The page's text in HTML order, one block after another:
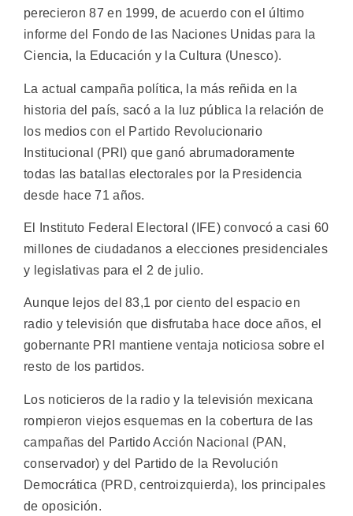
perecieron 87 en 1999, de acuerdo con el último
informe del Fondo de las Naciones Unidas para la
Ciencia, la Educación y la Cultura (Unesco).
La actual campaña política, la más reñida en la
historia del país, sacó a la luz pública la relación de
los medios con el Partido Revolucionario
Institucional (PRI) que ganó abrumadoramente
todas las batallas electorales por la Presidencia
desde hace 71 años.
El Instituto Federal Electoral (IFE) convocó a casi 60
millones de ciudadanos a elecciones presidenciales
y legislativas para el 2 de julio.
Aunque lejos del 83,1 por ciento del espacio en
radio y televisión que disfrutaba hace doce años, el
gobernante PRI mantiene ventaja noticiosa sobre el
resto de los partidos.
Los noticieros de la radio y la televisión mexicana
rompieron viejos esquemas en la cobertura de las
campañas del Partido Acción Nacional (PAN,
conservador) y del Partido de la Revolución
Democrática (PRD, centroizquierda), los principales
de oposición.